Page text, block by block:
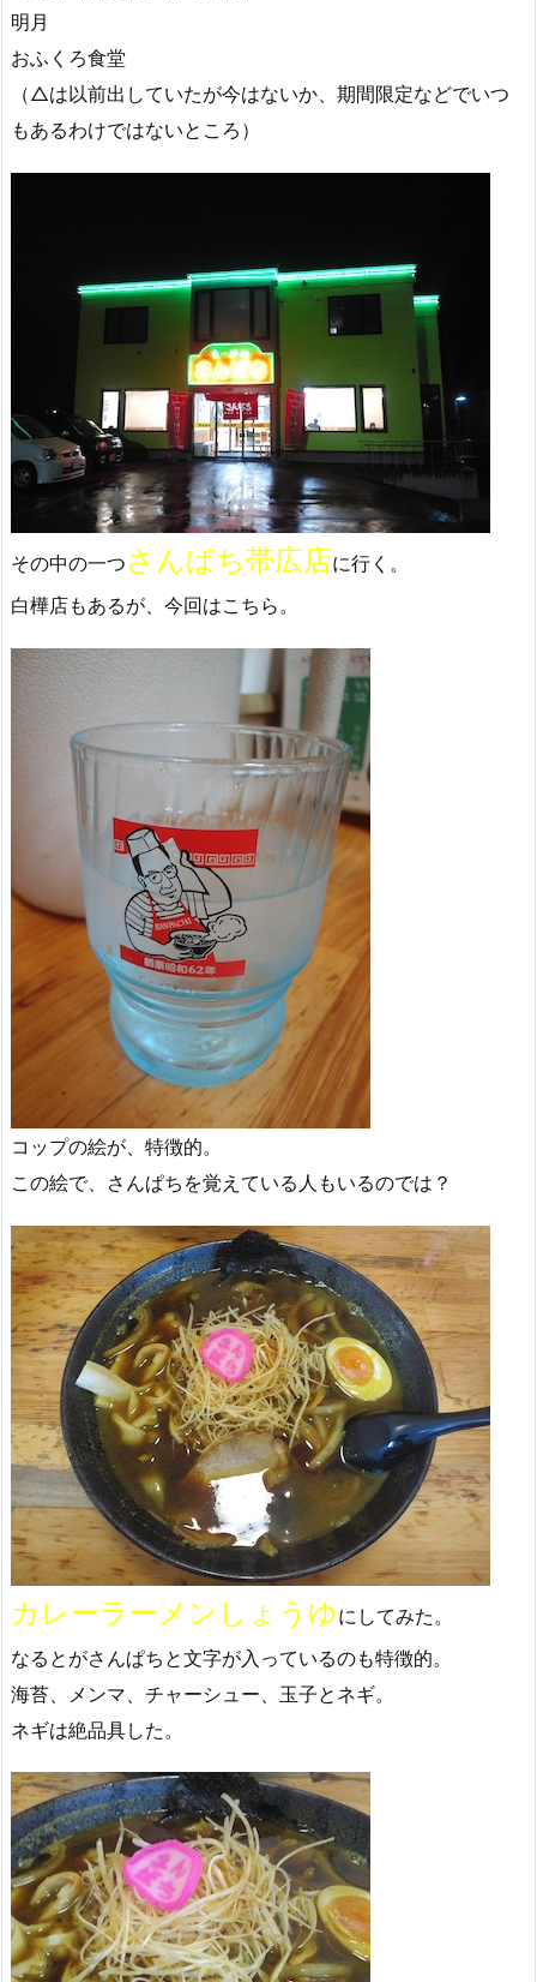
明月
おふくろ食堂
（△は以前出していたが今はないか、期間限定などでいつ
もあるわけではないところ）
その中の一つ さんぱち帯広店に行く。
白樺店もあるが、今回はこちら。
コップの絵が、特徴的。
この絵で、さんぱちを覚えている人もいるのでは？
カレーラーメンしょうゆにしてみた。
なるとがさんぱちと文字が入っているのも特徴的。
海苔、メンマ、チャーシュー、玉子とネギ。
ネギは絶品具した。